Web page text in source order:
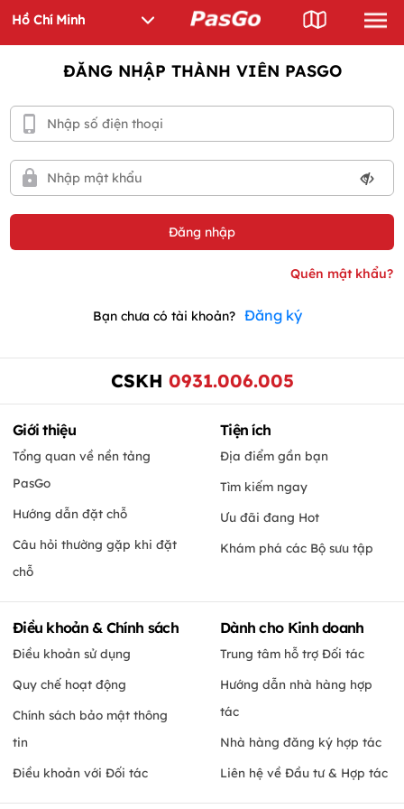
ĐĂNG NHẬP THÀNH VIÊN PASGO
Bạn chưa có tài khoản? Đăng ký
CSKH 0931.006.005
Giới thiệu
Tổng quan về nền tảng
PasGo
Hướng dẫn đặt chỗ
Câu hỏi thường gặp khi đặt
chỗ
Tiện ích
Địa điểm gần bạn
Tìm kiếm ngay
Ưu đãi đang Hot
Khám phá các Bộ sưu tập
Điều khoản & Chính sách
Điều khoản sử dụng
Quy chế hoạt động
Chính sách bảo mật thông
tin
Điều khoản với Đối tác
Dành cho Kinh doanh
Trung tâm hỗ trợ Đối tác
Hướng dẫn nhà hàng hợp
tác
Nhà hàng đăng ký hợp tác
Liên hệ về Đầu tư & Hợp tác